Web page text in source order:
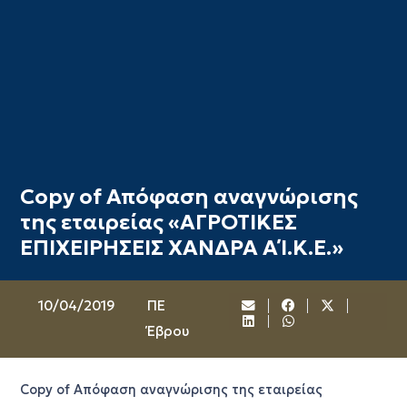
Copy of Απόφαση αναγνώρισης
της εταιρείας «ΑΓΡΟΤΙΚΕΣ
ΕΠΙΧΕΙΡΗΣΕΙΣ ΧΑΝΔΡΑ Α΄ Ι.Κ.Ε.»
10/04/2019
ΠΕ
Έβρου
Copy of Απόφαση αναγνώρισης της εταιρείας